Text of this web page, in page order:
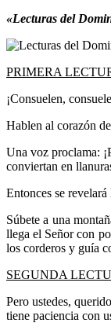
«Lecturas del
PRIMERA
¡Consuelen,
Hablen al corazón
Una voz proclama:
conviertan en
Entonces se
Súbete a una
llega el Señor con
los corderos y guía
SEGUNDA
Pero ustedes,
tiene paciencia con